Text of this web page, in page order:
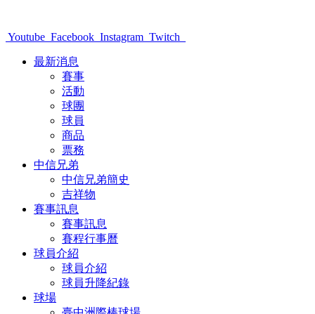
Youtube Facebook Instagram Twitch
最新消息
賽事
活動
球團
球員
商品
票務
中信兄弟
中信兄弟簡史
吉祥物
賽事訊息
賽事訊息
賽程行事曆
球員介紹
球員介紹
球員升降紀錄
球場